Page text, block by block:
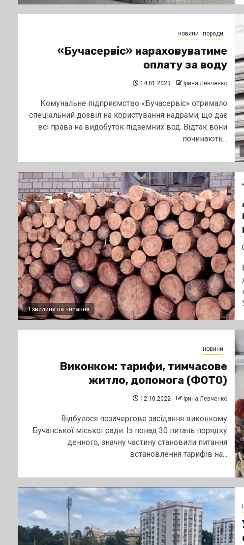
новини поради
«Бучасервіс» нараховуватиме
оплату за воду
14.01.2023 Ірина Левченко
Комунальне підприємство «Бучасервіс» отримало
спеціальний дозвіл на користування надрами, що дає
всі права на видобуток підземних вод. Відтак вони
починають...
1 хвилина на читання
новини
Виконком: тарифи, тимчасове
житло, допомога (ФОТО)
12.10.2022 Ірина Левченко
Відбулося позачергове засідання виконкому
Бучанської міської ради. Із понад 30 питань порядку
денного, значну частину становили питання
встановлення тарифів на...